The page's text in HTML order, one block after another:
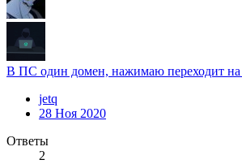
В ПС один домен, нажимаю переходит на
jetq
28 Ноя 2020
Ответы
2